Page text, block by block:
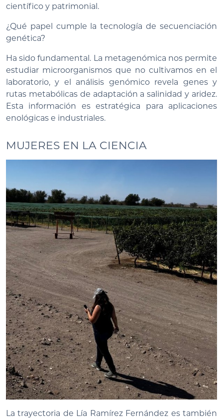
científico y patrimonial.
¿Qué papel cumple la tecnología de secuenciación
genética?
Ha sido fundamental. La metagenómica nos permite
estudiar microorganismos que no cultivamos en el
laboratorio, y el análisis genómico revela genes y
rutas metabólicas de adaptación a salinidad y aridez.
Esta información es estratégica para aplicaciones
enológicas e industriales.
MUJERES EN LA CIENCIA
La trayectoria de Lía Ramírez Fernández es también